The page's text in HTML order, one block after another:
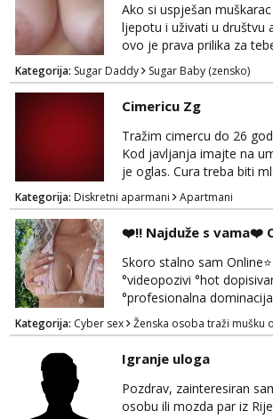
Ako si uspješan
ljepotu i uživati u društvu
ovo je prava prilika za
prekrasnim licem, dugom,
kosom i fit figurom. Moje
guza je, bez lažne
forma. Diskretno i
stil, bez dugačkih
javnih pojavljivanja. Što
ugo...
Kategorija: Sugar Daddy Sugar Baby (zensko)
Cimericu Zg
Tražim cimercu do 26
Kod javljanja imajte na
je oglas. Cura treba biti
uredna, bez poroka.
Kategorija: Diskretni aparmani Apartmani
❤️‼️ Najduže s vama❤️
Skoro stalno sam
°videopozivi °hot
°profesionalna
videopozivom, no ako se
javite, vise vam ju ne
diskretna. Probaj me
mene 😜😇 Nemojte me
ne radim. 0998785600
porukom na WhatsApp🩷
Kategorija: Cyber sex Ženska osoba traži mušku
Igranje uloga
Pozdrav, zainteresiran
osobu ili mozda par iz